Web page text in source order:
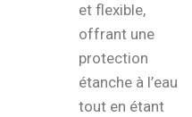
et flexible,
offrant une
protection
étanche à l’eau
tout en étant